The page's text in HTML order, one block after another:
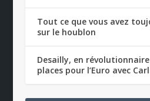
Tout ce que vous avez
sur le houblon
Desailly, en
places pour l’Euro avec